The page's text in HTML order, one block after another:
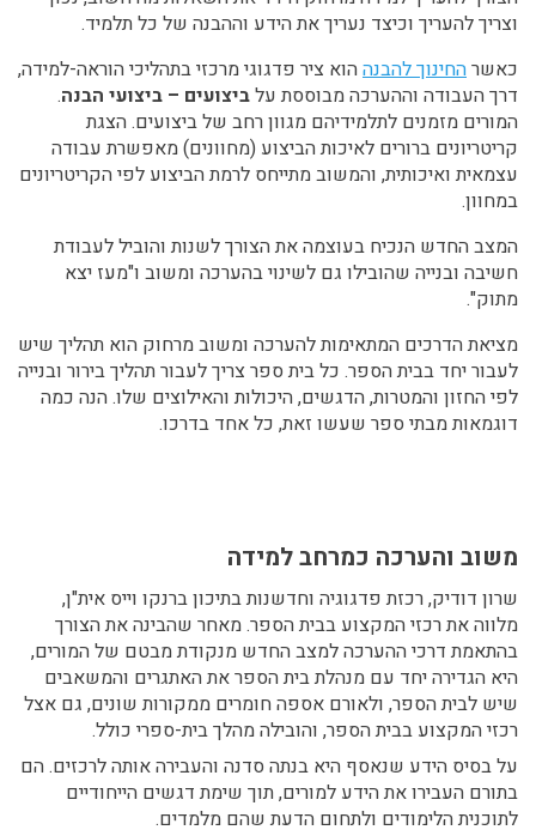
וצריך להעריך וכיצד נעריך את הידע וההבנה של כל תלמיד.
כאשרהחינוך להבנההוא ציר פדגוגי מרכזי בתהליכי הוראה-למידה,
דרך העבודה וההערכה מבוססת עלביצועים – ביצועי הבנה.
המורים מזמנים לתלמידיהם מגוון רחב של ביצועים. הצגת
קריטריונים ברורים לאיכות הביצוע (מחוונים) מאפשרת עבודה
עצמאית ואיכותית, והמשוב מתייחס לרמת הביצוע לפי הקריטריונים
במחוון.
המצב החדש הנכיח בעוצמה את הצורך לשנות והוביל לעבודת
חשיבה ובנייה שהובילו גם לשינוי בהערכה ומשוב ו"מעז יצא
מתוק".
מציאת הדרכים המתאימות להערכה ומשוב מרחוק הוא תהליך שיש
לעבור יחד בבית הספר. כל בית ספר צריך לעבור תהליך בירור ובנייה
לפי החזון והמטרות, הדגשים, היכולות והאילוצים שלו. הנה כמה
דוגמאות מבתי ספר שעשו זאת, כל אחד בדרכו.
משוב והערכה כמרחב למידה
שרון דודיק, רכזת פדגוגיה וחדשנות בתיכון ברנקו וייס אית"ן,
מלווה את רכזי המקצוע בבית הספר. מאחר שהבינה את הצורך
בהתאמת דרכי ההערכה למצב החדש מנקודת מבטם של המורים,
היא הגדירה יחד עם מנהלת בית הספר את האתגרים והמשאבים
שיש לבית הספר, ולאורם אספה חומרים ממקורות שונים, גם אצל
רכזי המקצוע בבית הספר, והובילה מהלך בית-ספרי כולל.
על בסיס הידע שנאסף היא בנתה סדנה והעבירה אותה לרכזים. הם
בתורם העבירו את הידע למורים, תוך שימת דגשים הייחודיים
לתוכנית הלימודים ולתחום הדעת שהם מלמדים.